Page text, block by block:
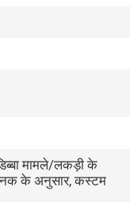
मामले/लकड़ी के
के अनुसार, कस्टम